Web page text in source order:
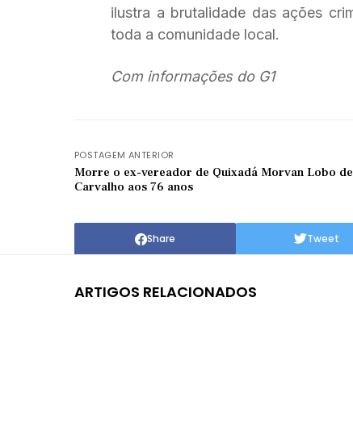
ilustra a brutalidade das ações
toda a comunidade local.
Com informações do G1
POSTAGEM ANTERIOR
Morre o ex-vereador de Quixadá Morvan Lobo de
Carvalho aos 76 anos
Share Tweet
ARTIGOS RELACIONADOS